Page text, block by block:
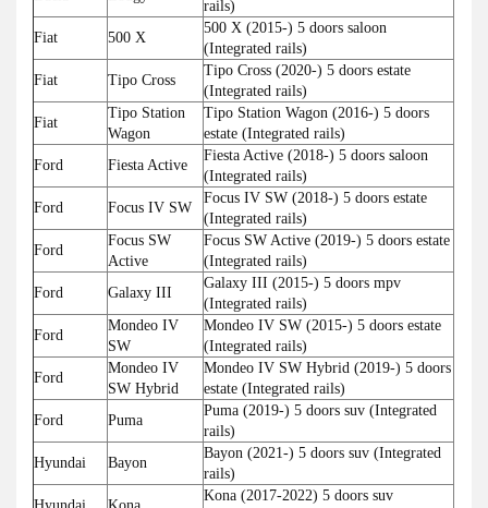
rails)
Fiat
500 X
500 X (2015-) 5 doors saloon
(Integrated rails)
Fiat
Tipo Cross
Tipo Cross (2020-) 5 doors estate
(Integrated rails)
Fiat
Tipo Station
Wagon
Tipo Station Wagon (2016-) 5 doors
estate (Integrated rails)
Ford
Fiesta Active
Fiesta Active (2018-) 5 doors saloon
(Integrated rails)
Ford
Focus IV SW
Focus IV SW (2018-) 5 doors estate
(Integrated rails)
Ford
Focus SW
Active
Focus SW Active (2019-) 5 doors estate
(Integrated rails)
Ford
Galaxy III
Galaxy III (2015-) 5 doors mpv
(Integrated rails)
Ford
Mondeo IV
SW
Mondeo IV SW (2015-) 5 doors estate
(Integrated rails)
Ford
Mondeo IV
SW Hybrid
Mondeo IV SW Hybrid (2019-) 5 doors
estate (Integrated rails)
Ford
Puma
Puma (2019-) 5 doors suv (Integrated
rails)
Hyundai
Bayon
Bayon (2021-) 5 doors suv (Integrated
rails)
Kona (2017-2022) 5 doors suv